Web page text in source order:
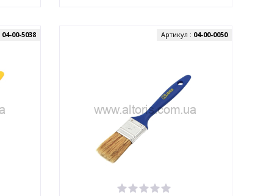
04-00-5038 Артикул : 04-00-0050